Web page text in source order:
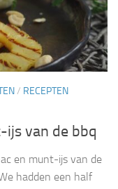
/ RECEPTEN
ijs van de bbq
en munt-ijs van de
hadden een half